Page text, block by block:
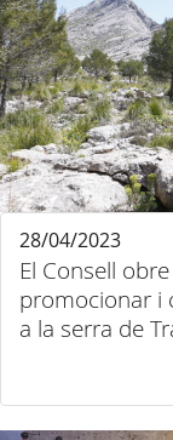
El Consell
promocionar i
a la serra de
28/04/2023